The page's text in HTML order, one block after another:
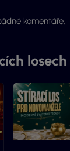
komentáře.
losech